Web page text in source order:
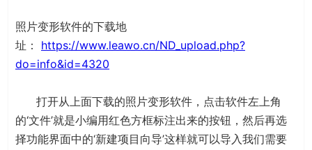
照片变形软件的下载地
址： https://www.leawo.cn/ND_upload.php?
do=info&id=4320
打开从上面下载的照片变形软件，点击软件左上角
的‘文件’就是小编用红色方框标注出来的按钮，然后再选
择功能界面中的‘新建项目向导’这样就可以导入我们需要